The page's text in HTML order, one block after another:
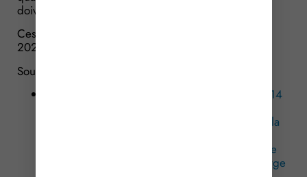
doivent être déterminées et qui sont renouvelables.
Ces dispositions sont entrées en vigueur le 20 avril
2025.
Sources :
Arrêté du 18 mars 2025 modifiant l’arrêté du 14
composition du dossier de demande d’aide à la
sécurité éligibles à l’aide à la sécurité ainsi que
les montants forfaitaires maximaux pris en charge